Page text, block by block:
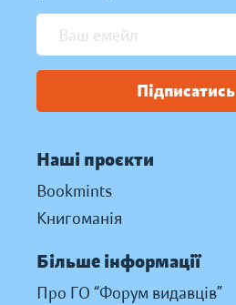
Підписатись
Наші проєкти
Bookmints
Книгоманія
Більше інформації
Про ГО “Форум видавців”